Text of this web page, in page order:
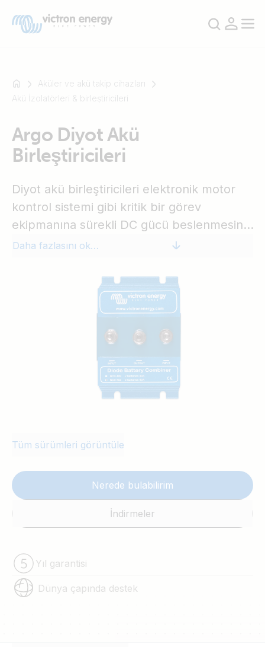
SmartSolar
Multiplus-
Orion
SmartShunt
Aküler ve akü takip cihazları
Akü İzolatörleri & birleṣtiricileri
Argo Diyot Akü
Birleştiricileri
Diyot akü birleştiricileri elektronik motor
kontrol sistemi gibi kritik bir görev
ekipmanına sürekli DC gücü beslenmesini
sağlamak için kullanılır. Kritik görevlerde
akü birleştiricisiyle iki veya daha fazla DC
güç kaynağı paralel olarak kullanılabilir. Bir
güç kaynağının arızalanması, kritik göreve
yapılan beslemeyi kesmez.
Daha fazlasını okuyun
Tüm sürümleri görüntüle
Nerede bulabilirim
İndirmeler
Yıl garantisi
Dünya çapında destek